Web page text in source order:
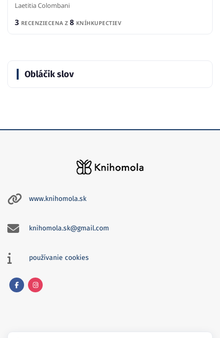
Laetitia Colombani
3 RECENZIECENA Z 8 KNÍHKUPECTIEV
Obláčik slov
www.knihomola.sk
knihomola.sk@gmail.com
používanie cookies